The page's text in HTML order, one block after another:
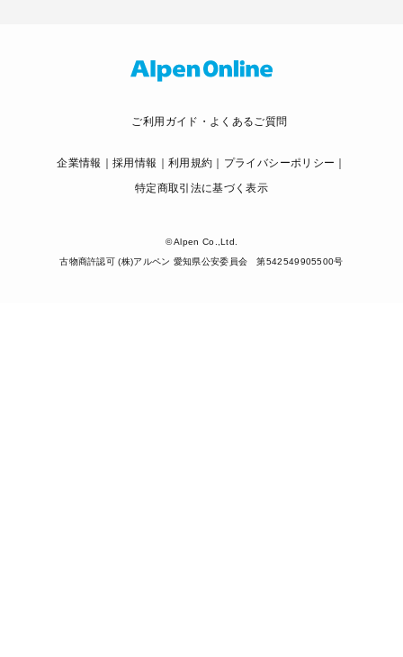
ご利用ガイド・よくあるご質問
企業情報 採用情報 利用規約
プライバシーポリシー
特定商取引法に基づく表示
© Alpen Co.,Ltd.
古物商許認可 (株)アルペン 愛知県公安委員会 第542549905500号